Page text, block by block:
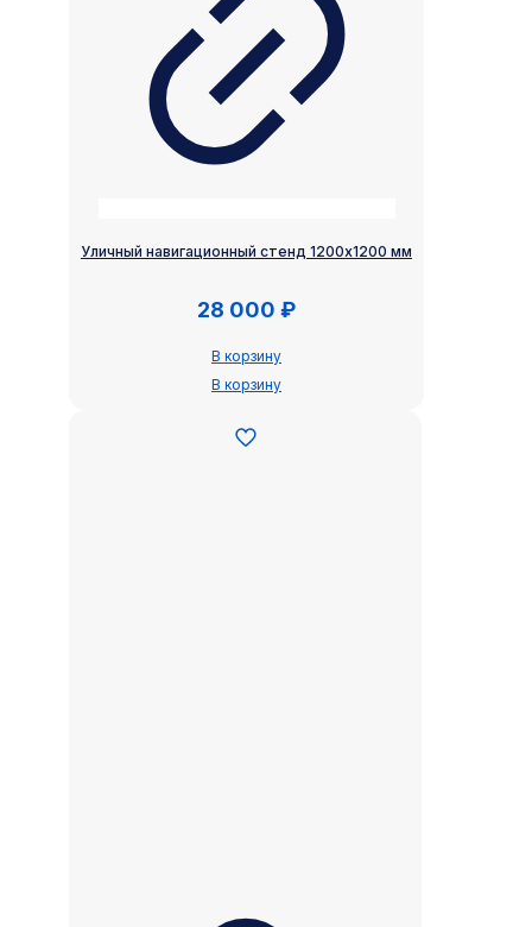
Уличный навигационный стенд 1200х1200 мм
28 000 ₽
В корзину
В корзину